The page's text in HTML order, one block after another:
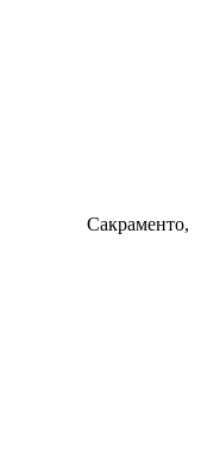
Сакраменто,